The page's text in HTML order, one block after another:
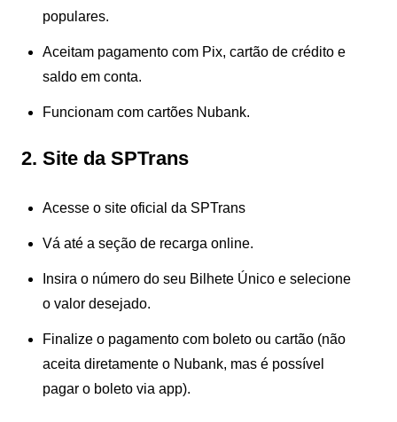
populares.
Aceitam pagamento com Pix, cartão de crédito e
saldo em conta.
Funcionam com cartões Nubank.
2. Site da SPTrans
Acesse o site oficial da SPTrans
Vá até a seção de recarga online.
Insira o número do seu Bilhete Único e selecione
o valor desejado.
Finalize o pagamento com boleto ou cartão (não
aceita diretamente o Nubank, mas é possível
pagar o boleto via app).